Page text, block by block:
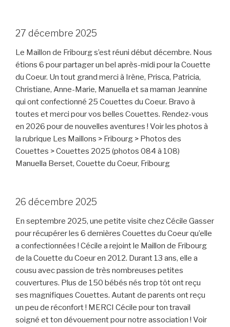
27 décembre 2025
Le Maillon de Fribourg s’est réuni début décembre. Nous
étions 6 pour partager un bel après-midi pour la Couette
du Coeur. Un tout grand merci à Irène, Prisca, Patricia,
Christiane, Anne-Marie, Manuella et sa maman Jeannine
qui ont confectionné 25 Couettes du Coeur. Bravo à
toutes et merci pour vos belles Couettes. Rendez-vous
en 2026 pour de nouvelles aventures ! Voir les photos à
la rubrique Les Maillons > Fribourg > Photos des
Couettes > Couettes 2025 (photos 084 à 108)
Manuella Berset, Couette du Coeur, Fribourg
26 décembre 2025
En septembre 2025, une petite visite chez Cécile Gasser
pour récupérer les 6 dernières Couettes du Coeur qu’elle
a confectionnées ! Cécile a rejoint le Maillon de Fribourg
de la Couette du Coeur en 2012. Durant 13 ans, elle a
cousu avec passion de très nombreuses petites
couvertures. Plus de 150 bébés nés trop tôt ont reçu
ses magnifiques Couettes. Autant de parents ont reçu
un peu de réconfort ! MERCI Cécile pour ton travail
soigné et ton dévouement pour notre association ! Voir